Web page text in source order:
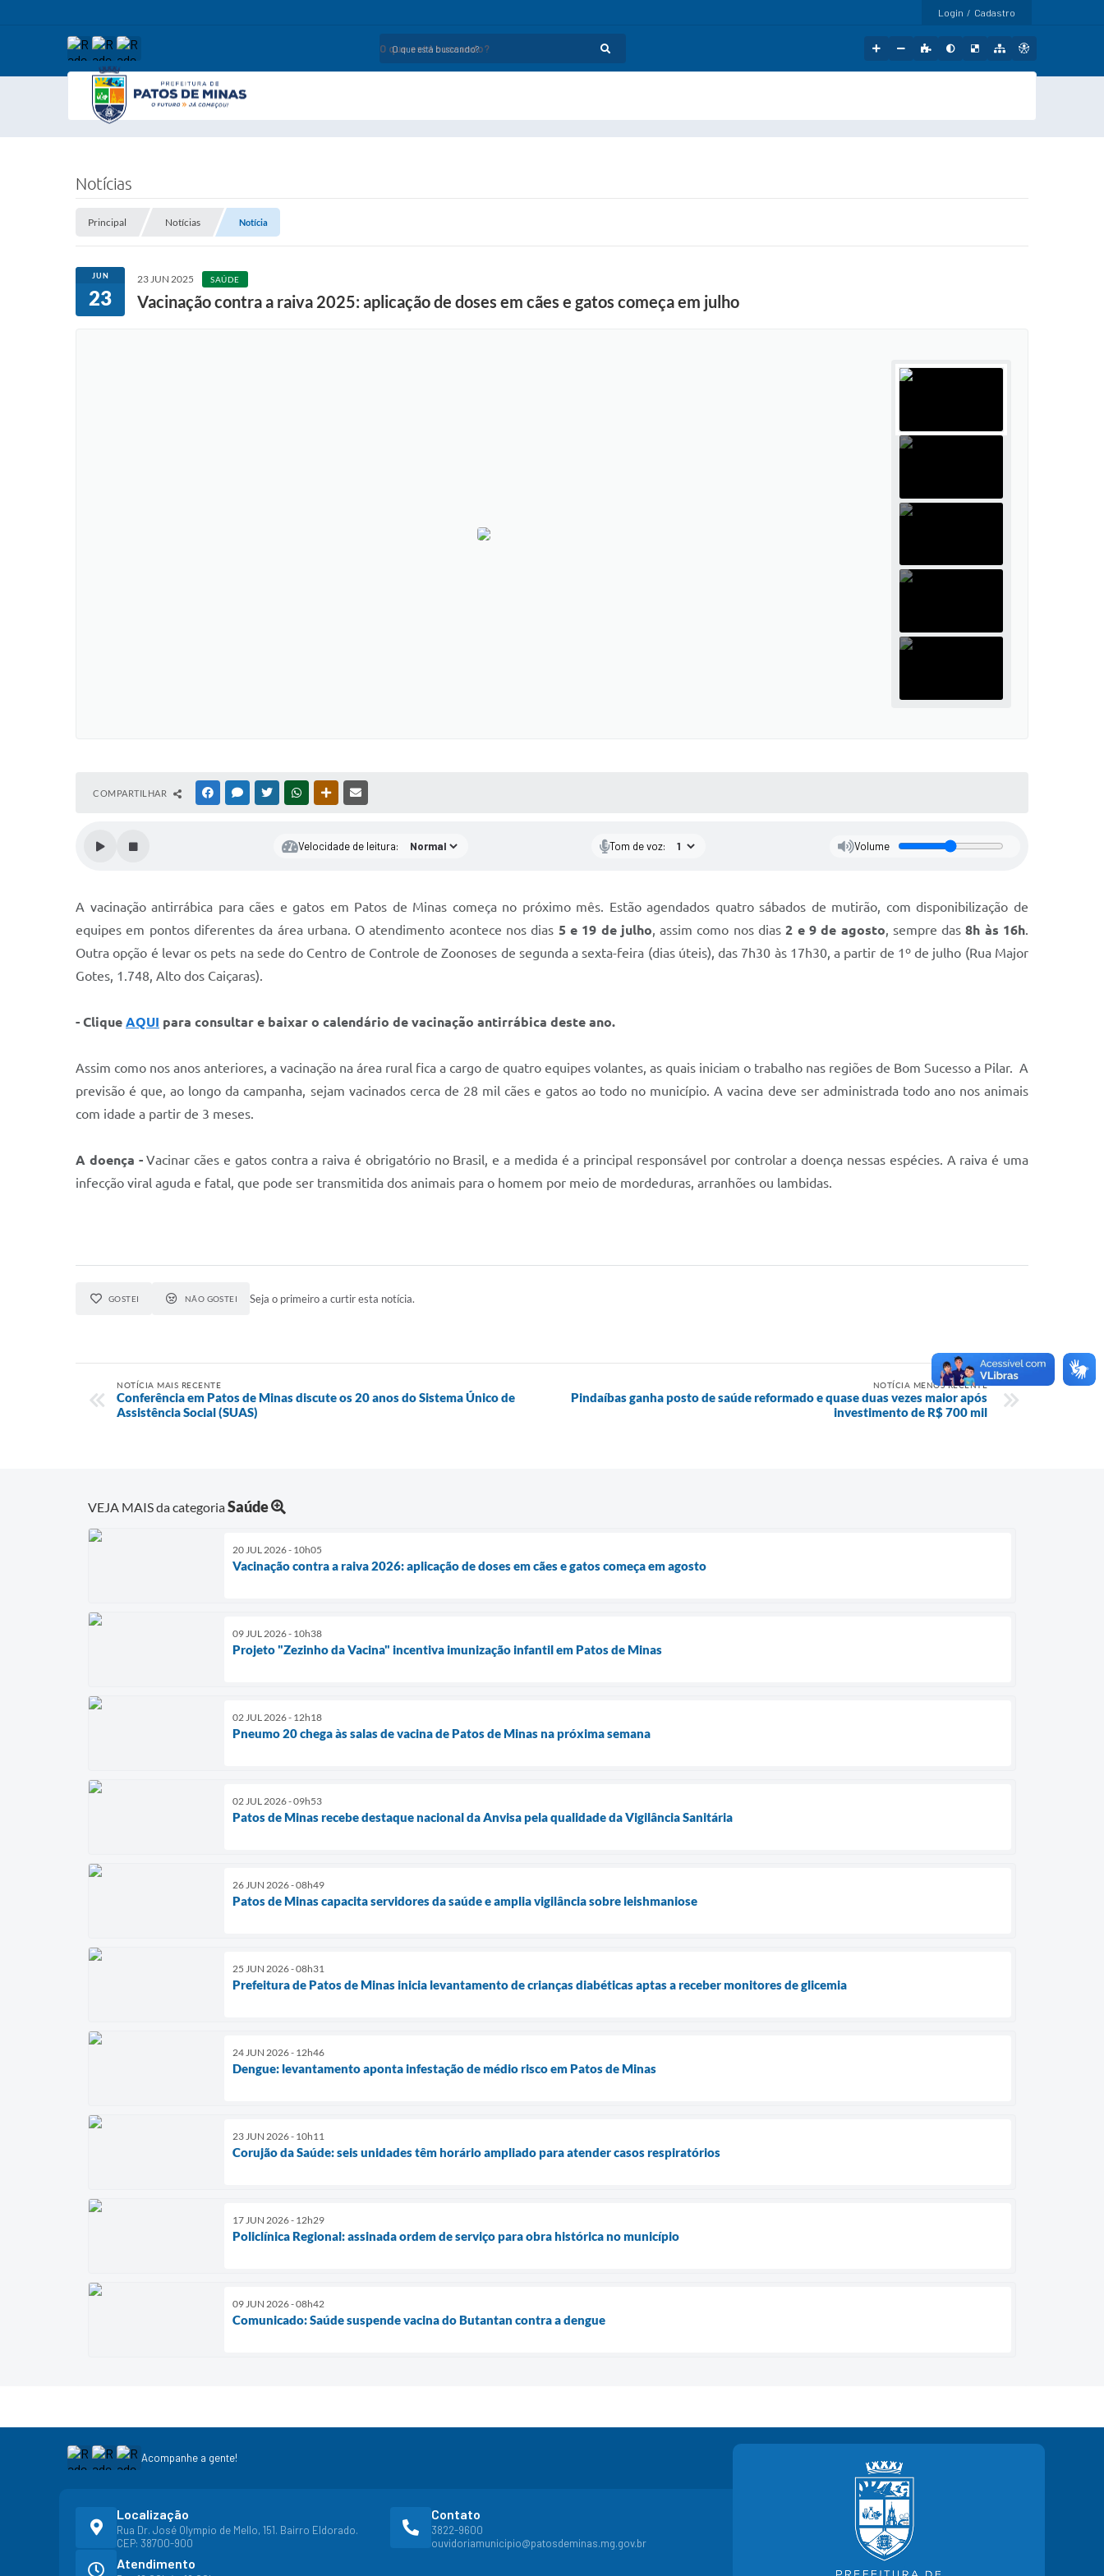
Login / Cadastro
O que está buscando?
Notícias
Principal Notícias Notícia
JUN
23
23 JUN 2025 SAÚDE
Vacinação contra a raiva 2025: aplicação de doses em cães e gatos começa em julho
COMPARTILHAR FACEBOOKMESSENGER
TWITTERWHATSAPPOUTRAS MÍDIAS
Velocidade de leitura: Tom de voz: Volume
A vacinação antirrábica para cães e gatos em Patos de Minas começa no próximo mês. Estão agendados quatro sábados de mutirão, com disponibilização de
equipes em pontos diferentes da área urbana. O atendimento acontece nos dias 5 e 19 de julho, assim como nos dias2 e 9 de agosto, sempre das8h às 16h.
Outra opção é levar os pets na sede do Centro de Controle de Zoonoses de segunda a sexta-feira (dias úteis), das 7h30 às 17h30, a partir de 1º de julho (Rua Major
Gotes, 1.748, Alto dos Caiçaras).
- Clique AQUI para consultar e baixar o calendário de vacinação antirrábica deste ano.
Assim como nos anos anteriores, a vacinação na área rural fica a cargo de quatro equipes volantes, as quais iniciam o trabalho nas regiões de Bom Sucesso a Pilar. A
previsão é que, ao longo da campanha, sejam vacinados cerca de 28 mil cães e gatos ao todo no município. A vacina deve ser administrada todo ano nos animais
com idade a partir de 3 meses.
A doença -Vacinar cães e gatos contra a raiva é obrigatório no Brasil, e a medida é a principal responsável por controlar a doença nessas espécies. A raiva é uma
infecção viral aguda e fatal, que pode ser transmitida dos animais para o homem por meio de mordeduras, arranhões ou lambidas.
GOSTEI NÃO GOSTEI Seja o primeiro a curtir esta notícia.
NOTÍCIA MAIS RECENTE
Conferência em Patos de Minas discute os 20 anos do Sistema Único de
Assistência Social (SUAS)
NOTÍCIA MENOS RECENTE
Pindaíbas ganha posto de saúde reformado e quase duas vezes maior após
investimento de R$ 700 mil
VEJA MAIS da categoriaSaúde
20 JUL 2026 - 10h05
Vacinação contra a raiva 2026: aplicação de doses em cães e gatos começa em agosto
09 JUL 2026 - 10h38
Projeto "Zezinho da Vacina" incentiva imunização infantil em Patos de Minas
02 JUL 2026 - 12h18
Pneumo 20 chega às salas de vacina de Patos de Minas na próxima semana
02 JUL 2026 - 09h53
Patos de Minas recebe destaque nacional da Anvisa pela qualidade da Vigilância Sanitária
26 JUN 2026 - 08h49
Patos de Minas capacita servidores da saúde e amplia vigilância sobre leishmaniose
25 JUN 2026 - 08h31
Prefeitura de Patos de Minas inicia levantamento de crianças diabéticas aptas a receber monitores de glicemia
24 JUN 2026 - 12h46
Dengue: levantamento aponta infestação de médio risco em Patos de Minas
23 JUN 2026 - 10h11
Corujão da Saúde: seis unidades têm horário ampliado para atender casos respiratórios
17 JUN 2026 - 12h29
Policlínica Regional: assinada ordem de serviço para obra histórica no município
09 JUN 2026 - 08h42
Comunicado: Saúde suspende vacina do Butantan contra a dengue
Acompanhe a gente!
Localização
Rua Dr. José Olympio de Mello, 151. Bairro Eldorado.
CEP: 38700-900
Contato
3822-9600
ouvidoriamunicipio@patosdeminas.mg.gov.br
Atendimento